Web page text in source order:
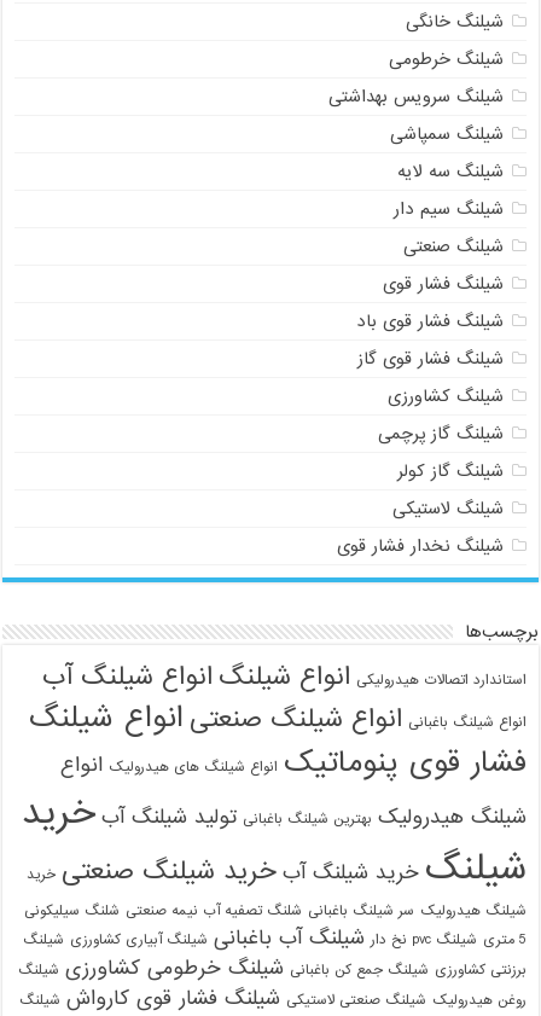
شیلنگ خانگی
شیلنگ خرطومی
شیلنگ سرویس بهداشتی
شیلنگ سمپاشی
شیلنگ سه لایه
شیلنگ سیم دار
شیلنگ صنعتی
شیلنگ فشار قوی
شیلنگ فشار قوی باد
شیلنگ فشار قوی گاز
شیلنگ کشاورزی
شیلنگ گاز پرچمی
شیلنگ گاز کولر
شیلنگ لاستیکی
شیلنگ نخدار فشار قوی
برچسب‌ها
استاندارد اتصالات هیدرولیکی انواع شیلنگ انواع شیلنگ آب
انواع شیلنگ باغبانی انواع شیلنگ صنعتی انواع شیلنگ
فشار قوی پنوماتیک انواع شیلنگ های هیدرولیک انواع
شیلنگ هیدرولیک بهترین شیلنگ باغبانی تولید شیلنگ آب خرید
شیلنگ خرید شیلنگ آب خرید شیلنگ صنعتی خرید
شیلنگ هیدرولیک سر شیلنگ باغبانی شلنگ تصفیه آب نیمه صنعتی شلنگ سیلیکونی
5 متری
شیلنگ pvc نخ دار شیلنگ آب باغبانی شیلنگ آبیاری کشاورزی شیلنگ
برزنتی کشاورزی شیلنگ جمع کن باغبانی شیلنگ خرطومی کشاورزی شیلنگ
روغن هیدرولیک شیلنگ صنعتی لاستیکی شیلنگ فشار قوی کارواش شیلنگ